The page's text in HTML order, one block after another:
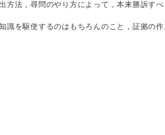
法，尋問のやり方によって，本来勝訴す
識を駆使するのはもちろんのこと，証拠の